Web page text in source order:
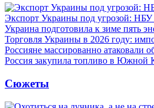
Экспорт Украины под угрозой: НБУ
Украина подготовила к зиме пять
Торговля Украины в 2026 году:
Россияне массированно атаковали
Россия закупила топливо в
Сюжеты